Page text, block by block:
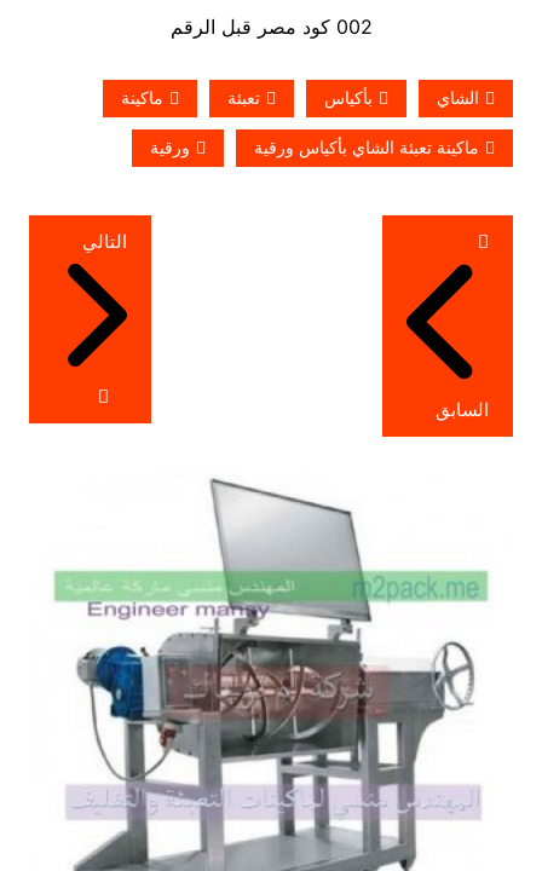
002 كود مصر قبل الرقم
الشاي بأكياس تعبئة ماكينة
ماكينة تعبئة الشاي بأكياس ورقية ورقية
تصفّح
المقالات
السابق
التالي